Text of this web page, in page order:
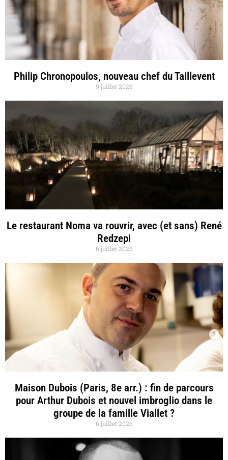
Philip Chronopoulos, nouveau chef du Taillevent
9 juillet 2026
Le restaurant Noma va rouvrir, avec (et sans) René
Redzepi
6 juillet 2026
Maison Dubois (Paris, 8e arr.) : fin de parcours
pour Arthur Dubois et nouvel imbroglio dans le
groupe de la famille Viallet ?
6 juillet 2026